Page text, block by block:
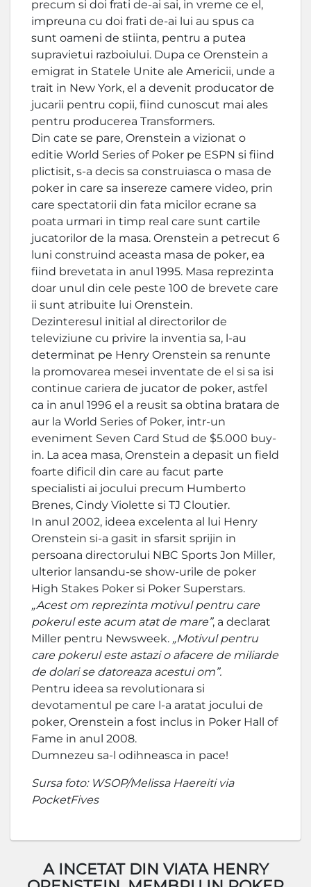
precum si doi frati de-ai sai, in vreme ce el,
impreuna cu doi frati de-ai lui au spus ca
sunt oameni de stiinta, pentru a putea
supravietui razboiului. Dupa ce Orenstein a
emigrat in Statele Unite ale Americii, unde a
trait in New York, el a devenit producator de
jucarii pentru copii, fiind cunoscut mai ales
pentru producerea Transformers.
Din cate se pare, Orenstein a vizionat o
editie World Series of Poker pe ESPN si fiind
plictisit, s-a decis sa construiasca o masa de
poker in care sa insereze camere video, prin
care spectatorii din fata micilor ecrane sa
poata urmari in timp real care sunt cartile
jucatorilor de la masa. Orenstein a petrecut 6
luni construind aceasta masa de poker, ea
fiind brevetata in anul 1995. Masa reprezinta
doar unul din cele peste 100 de brevete care
ii sunt atribuite lui Orenstein.
Dezinteresul initial al directorilor de
televiziune cu privire la inventia sa, l-au
determinat pe Henry Orenstein sa renunte
la promovarea mesei inventate de el si sa isi
continue cariera de jucator de poker, astfel
ca in anul 1996 el a reusit sa obtina bratara de
aur la World Series of Poker, intr-un
eveniment Seven Card Stud de $5.000 buy-
in. La acea masa, Orenstein a depasit un field
foarte dificil din care au facut parte
specialisti ai jocului precum Humberto
Brenes, Cindy Violette si TJ Cloutier.
In anul 2002, ideea excelenta al lui Henry
Orenstein si-a gasit in sfarsit sprijin in
persoana directorului NBC Sports Jon Miller,
ulterior lansandu-se show-urile de poker
High Stakes Poker si Poker Superstars.
„Acest om reprezinta motivul pentru care
pokerul este acum atat de mare”, a declarat
Miller pentru Newsweek. „Motivul pentru
care pokerul este astazi o afacere de miliarde
de dolari se datoreaza acestui om”.
Pentru ideea sa revolutionara si
devotamentul pe care l-a aratat jocului de
poker, Orenstein a fost inclus in Poker Hall of
Fame in anul 2008.
Dumnezeu sa-l odihneasca in pace!
Sursa foto: WSOP/Melissa Haereiti via
PocketFives
A INCETAT DIN VIATA HENRY